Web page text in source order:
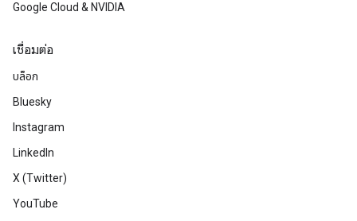
Google Cloud & NVIDIA
เชื่อมต่อ
บล็อก
Bluesky
Instagram
LinkedIn
X (Twitter)
YouTube